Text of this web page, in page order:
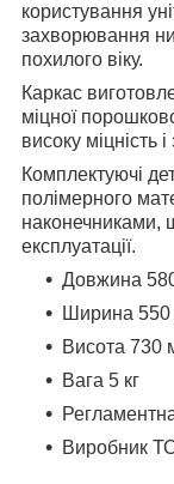
користування
захворювання
похилого віку.
Каркас
міцної
високу міцність і
Комплектуючі
полімерного
наконечниками,
експлуатації.
Довжина
Ширина
Висота 730
Вага 5 кг
Виробник